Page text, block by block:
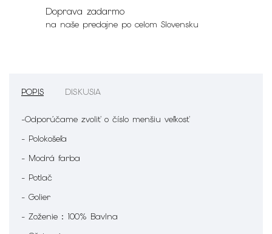
Doprava zadarmo
na naše predajne po celom Slovensku
POPIS DISKUSIA
-Odporúčame zvoliť o číslo menšiu veľkosť
- Polokošeľa
- Modrá farba
- Potlač
- Golier
- Zoženie : 100% Bavlna